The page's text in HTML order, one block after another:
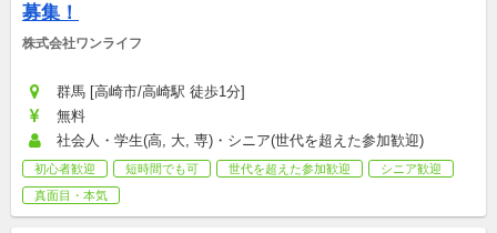
募集！
株式会社ワンライフ
群馬 [高崎市/高崎駅 徒歩1分]
無料
社会人・学生(高, 大, 専)・シニア(世代を超えた参加歓迎)
初心者歓迎 短時間でも可 世代を超えた参加歓迎
シニア歓迎
真面目・本気